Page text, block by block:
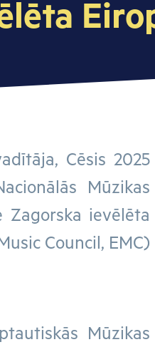
Cēsis 2025
Mūzikas
Zagorska ievēlēta
Council, EMC)
Mūzikas